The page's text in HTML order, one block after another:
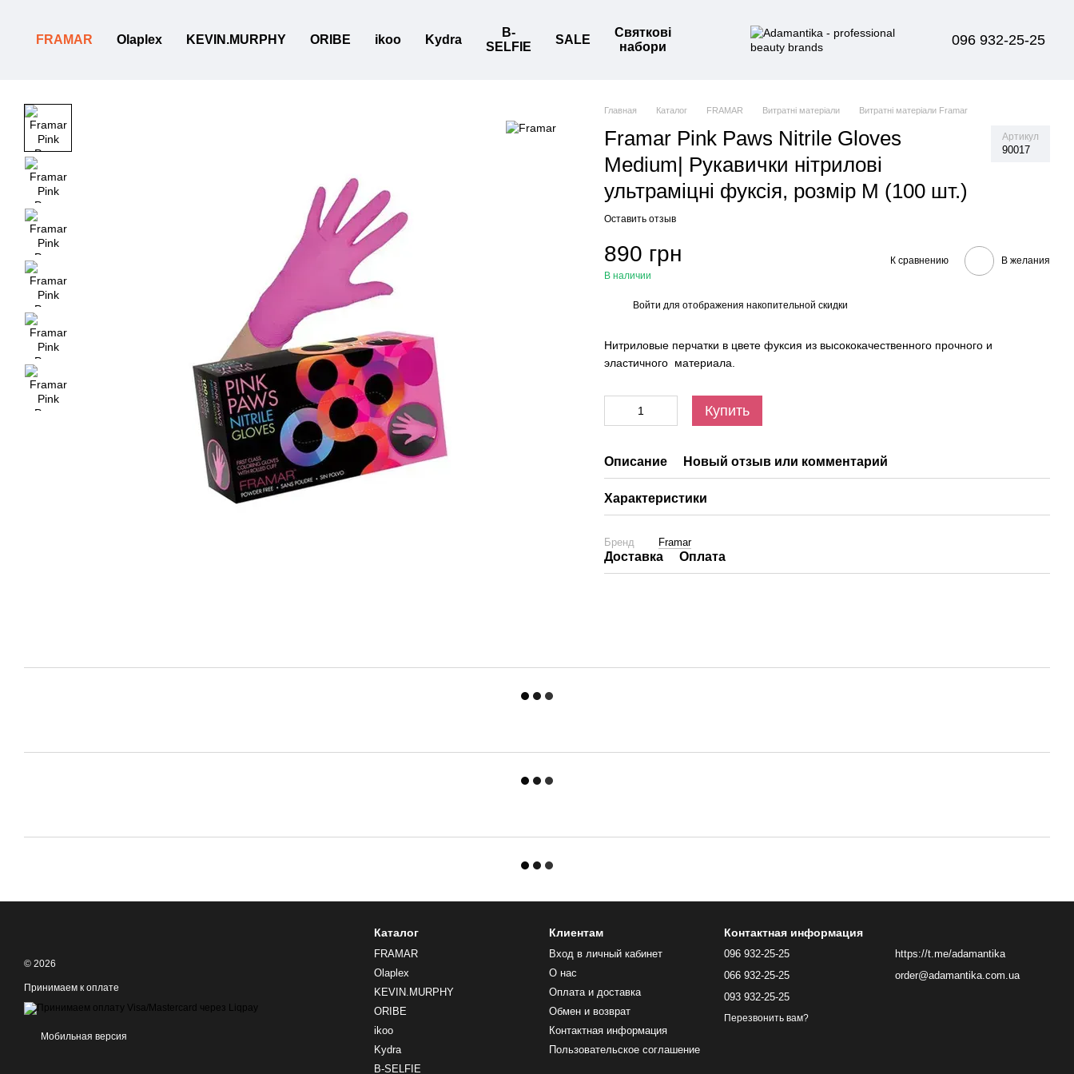
FRAMAR Olaplex KEVIN.MURPHY ORIBE ikoo Kydra
B-
SELFIE
SALE
Святкові
набори
096 932-25-25
Главная Каталог FRAMAR Витратні матеріали Витратні матеріали Framar
Framar Pink Paws Nitrile Gloves
Medium| Рукавички нітрилові
ультраміцні фуксія, розмір M (100 шт.)
Артикул
90017
Оставить отзыв
890 грн
В наличии
К сравнению В желания
Войти для отображения накопительной скидки
Нитриловые перчатки в цвете фуксия из высококачественного прочного и
эластичного материала.
Купить
Описание Новый отзыв или комментарий
Характеристики
Бренд Framar
Доставка Оплата
© 2026
Принимаем к оплате
Мобильная версия
Каталог
FRAMAR
Olaplex
KEVIN.MURPHY
ORIBE
ikoo
Kydra
B-SELFIE
Клиентам
Вход в личный кабинет
О нас
Оплата и доставка
Обмен и возврат
Контактная информация
Пользовательское соглашение
Контактная информация
096 932-25-25
066 932-25-25
093 932-25-25
Перезвонить вам?
https://t.me/adamantika
order@adamantika.com.ua